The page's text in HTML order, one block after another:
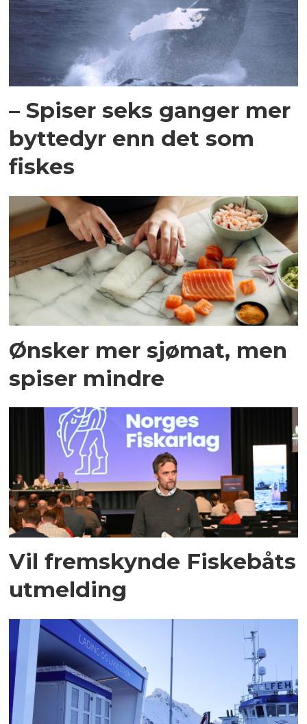
– Spiser seks ganger mer
byttedyr enn det som
fiskes
Ønsker mer sjømat, men
spiser mindre
Vil fremskynde Fiskebåts
utmelding